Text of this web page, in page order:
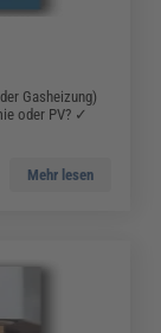
Gasheizung)
oder PV? ✓
Mehr lesen